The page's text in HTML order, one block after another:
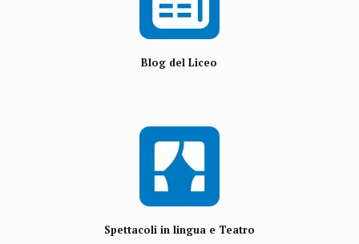
Blog del Liceo
Spettacoli in lingua e Teatro